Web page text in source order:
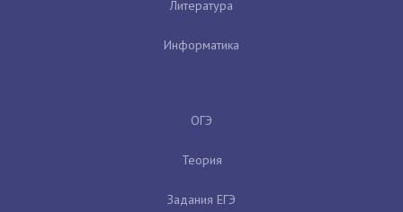
Литература
Информатика
ОГЭ
Теория
Задания ЕГЭ